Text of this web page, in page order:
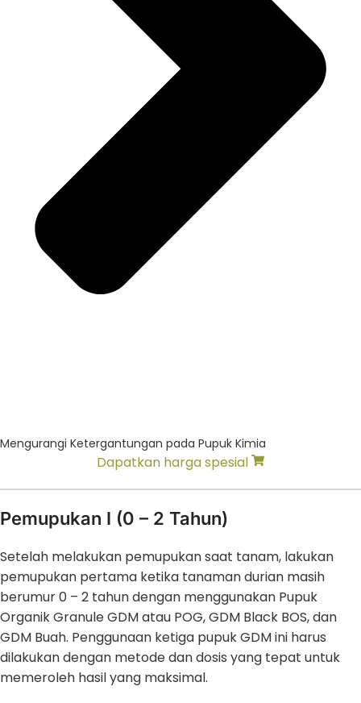
Mengurangi Ketergantungan pada Pupuk Kimia
Dapatkan harga spesial
Pemupukan I (0 – 2 Tahun)
Setelah melakukan pemupukan saat tanam, lakukan
pemupukan pertama ketika tanaman durian masih
berumur 0 – 2 tahun dengan menggunakan Pupuk
Organik Granule GDM atau POG, GDM Black BOS, dan
GDM Buah. Penggunaan ketiga pupuk GDM ini harus
dilakukan dengan metode dan dosis yang tepat untuk
memeroleh hasil yang maksimal.